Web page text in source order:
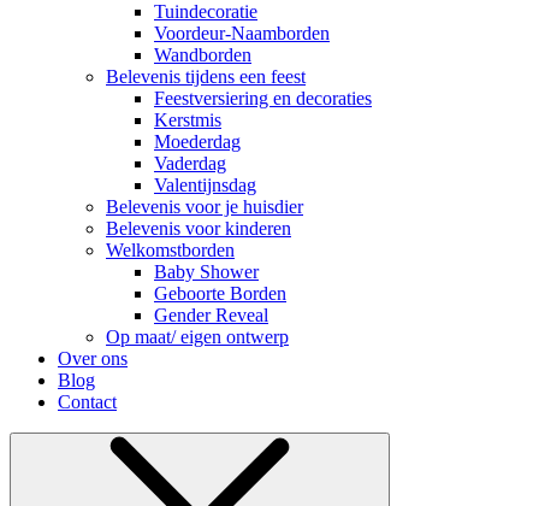
Tuindecoratie
Voordeur-Naamborden
Wandborden
Belevenis tijdens een feest
Feestversiering en decoraties
Kerstmis
Moederdag
Vaderdag
Valentijnsdag
Belevenis voor je huisdier
Belevenis voor kinderen
Welkomstborden
Baby Shower
Geboorte Borden
Gender Reveal
Op maat/ eigen ontwerp
Over ons
Blog
Contact